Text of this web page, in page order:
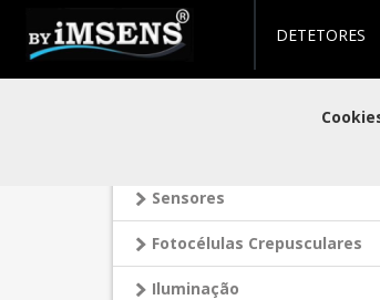
DETETORES
Sensores
Fotocélulas Crepusculares
Iluminação